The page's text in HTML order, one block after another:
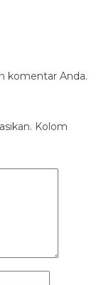
komentar Anda.
Kolom